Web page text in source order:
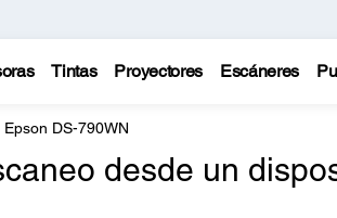
Tintas Proyectores Escáneres
Epson DS-790WN
desde un